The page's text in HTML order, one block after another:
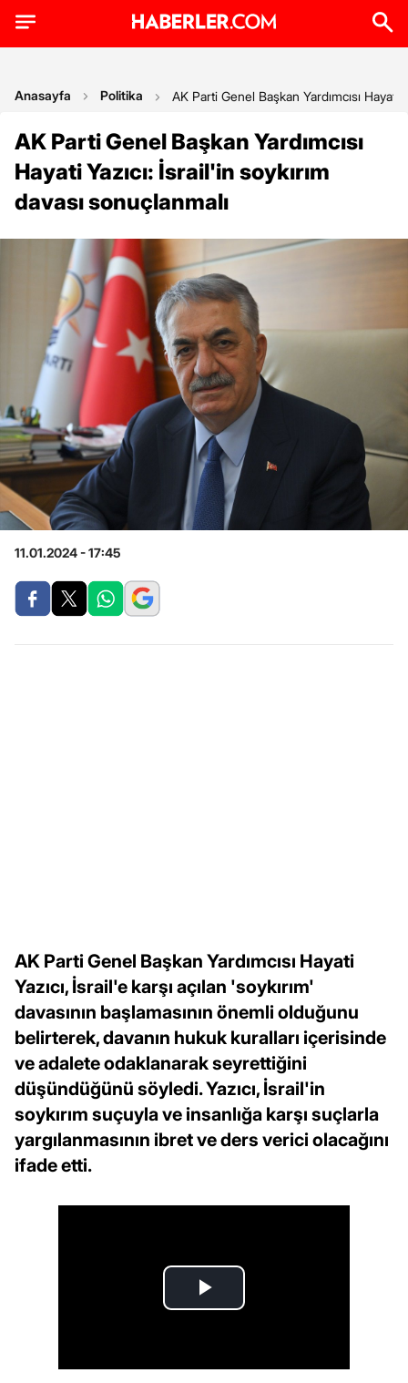
Anasayfa Politika AK Parti Genel Başkan Yardımcısı Hayati
AK Parti Genel Başkan Yardımcısı
Hayati Yazıcı: İsrail'in soykırım
davası sonuçlanmalı
11.01.2024 - 17:45
AK Parti Genel Başkan Yardımcısı Hayati
Yazıcı, İsrail'e karşı açılan 'soykırım'
davasının başlamasının önemli olduğunu
belirterek, davanın hukuk kuralları içerisinde
ve adalete odaklanarak seyrettiğini
düşündüğünü söyledi. Yazıcı, İsrail'in
soykırım suçuyla ve insanlığa karşı suçlarla
yargılanmasının ibret ve ders verici olacağını
ifade etti.